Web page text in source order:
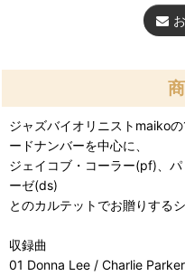
ジャズバイオリニストmaiko
ードナンバーを中心に、
ジェイコブ・コーラー(pf)、
ーゼ(ds)
とのカルテットでお贈りする
収録曲
01 Donna Lee / Charlie Parker